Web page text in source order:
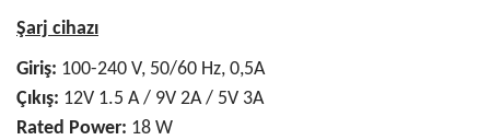
Şarj cihazı
Giriş: 100-240 V, 50/60 Hz, 0,5A
Çıkış: 12V 1.5 A / 9V 2A / 5V 3A
Rated Power: 18 W